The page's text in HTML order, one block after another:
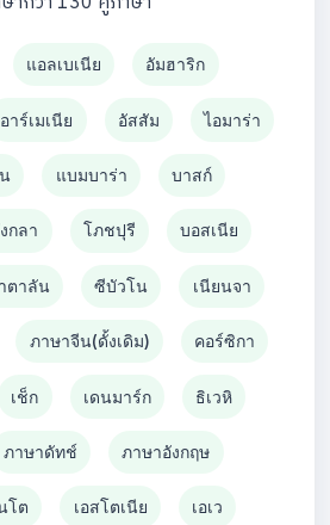
แอลเบเนีย อัมฮาริก
อาร์เมเนีย อัสสัม ไอมาร่า
แบมบาร่า บาสก์
กลา โภชปุรี บอสเนีย
ตาลัน ซีบัวโน เนียนจา
ภาษาจีน(ดั้งเดิม) คอร์ซิกา
เช็ก เดนมาร์ก ธิเวหิ
ภาษาดัทช์ ภาษาอังกฤษ
โต เอสโตเนีย เอเว